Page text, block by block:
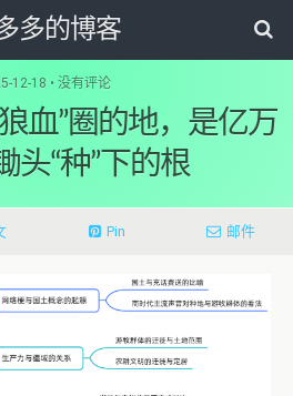
多的博客
12-18 • 没有评论
血”圈的地，是亿万
头“种”下的根
Pin 邮件